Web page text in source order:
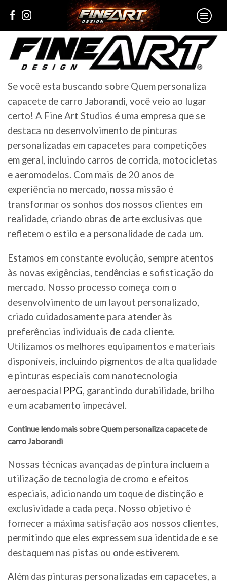
Se você esta buscando sobre Quem personaliza
capacete de carro Jaborandi, você veio ao lugar
certo! A Fine Art Studios é uma empresa que se
destaca no desenvolvimento de pinturas
personalizadas em capacetes para competições
em geral, incluindo carros de corrida, motocicletas
e aeromodelos. Com mais de 20 anos de
experiência no mercado, nossa missão é
transformar os sonhos dos nossos clientes em
realidade, criando obras de arte exclusivas que
refletem o estilo e a personalidade de cada um.
Estamos em constante evolução, sempre atentos
às novas exigências, tendências e sofisticação do
mercado. Nosso processo começa com o
desenvolvimento de um layout personalizado,
criado cuidadosamente para atender às
preferências individuais de cada cliente.
Utilizamos os melhores equipamentos e materiais
disponíveis, incluindo pigmentos de alta qualidade
e pinturas especiais com nanotecnologia
aeroespacial PPG, garantindo durabilidade, brilho
e um acabamento impecável.
Continue lendo mais sobre Quem personaliza capacete de
carro Jaborandi
Nossas técnicas avançadas de pintura incluem a
utilização de tecnologia de cromo e efeitos
especiais, adicionando um toque de distinção e
exclusividade a cada peça. Nosso objetivo é
fornecer a máxima satisfação aos nossos clientes,
permitindo que eles expressem sua identidade e se
destaquem nas pistas ou onde estiverem.
Além das pinturas personalizadas em capacetes, a